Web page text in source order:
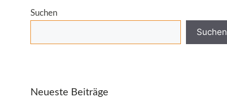
Suchen
Suchen
Neueste Beiträge